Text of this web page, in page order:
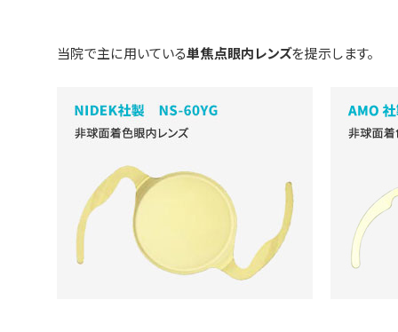
当院で主に用いている単焦点眼内レンズを提示します。